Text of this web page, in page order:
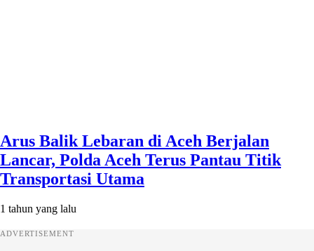
Arus Balik Lebaran di Aceh Berjalan
Lancar, Polda Aceh Terus Pantau Titik
Transportasi Utama
1 tahun yang lalu
ADVERTISEMENT